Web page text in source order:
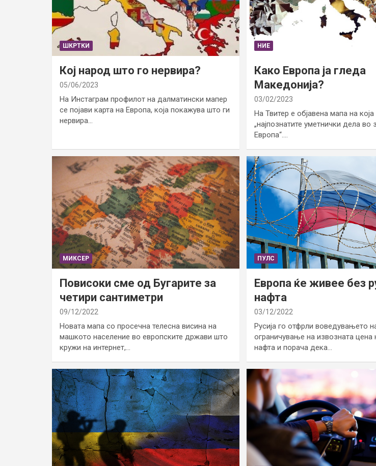
ШКРТКИ
Кој народ што го нервира?
05/06/2023
На Инстаграм профилот на далматински мапер
се појави карта на Европа, која покажува што ги
нервира…
НИЕ
Како Европа ја гледа
Македонија?
03/02/2023
На Твитер е објавена мапа на
„најпознатите уметнички дела во
Европа“.…
МИКСЕР
Повисоки сме од Бугарите за
четири сантиметри
09/12/2022
Новата мапа со просечна телесна висина на
машкото население во европските држави што
кружи на интернет,…
ПУЛС
Европа ќе живее без
нафта
03/12/2022
Русија го отфрли воведувањето
ограничување на извозната цена
нафта и порача дека…